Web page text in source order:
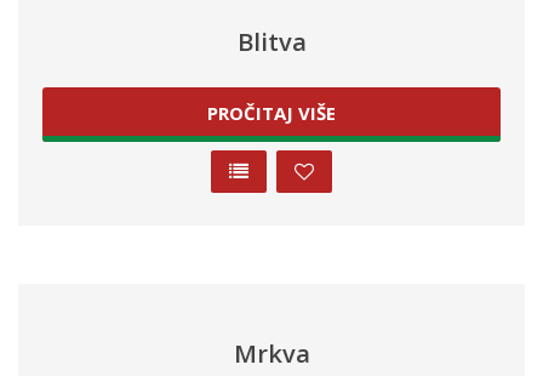
Blitva
PROČITAJ VIŠE
Mrkva